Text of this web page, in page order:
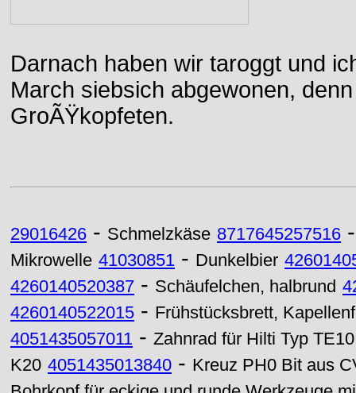
Darnach haben wir taroggt und
March siebsich abgewonen,
GroÃŸkopfeten.
29016426 - Schmelzkäse 8717645257516
Mikrowelle 41030851 - Dunkelbier
4260140520387 - Schäufelchen, halbrund
4260140522015 - Frühstücksbrett,
4051435057011 - Zahnrad für Hilti Typ TE10
K20 4051435013840 - Kreuz PH0 Bit aus